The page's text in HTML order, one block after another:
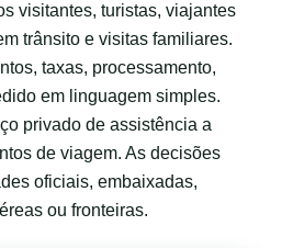
visitantes, turistas, viajantes
trânsito e visitas familiares.
taxas, processamento,
em linguagem simples.
privado de assistência a
de viagem. As decisões
oficiais, embaixadas,
ou fronteiras.